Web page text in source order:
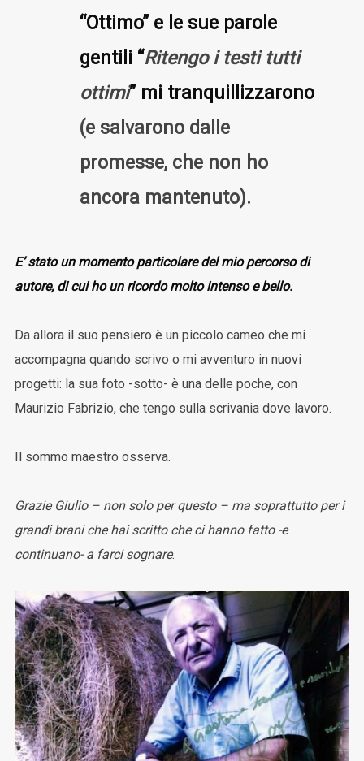
“Ottimo” e le sue parole
gentili “Ritengo i testi tutti
ottimi” mi tranquillizzarono
(e salvarono dalle
promesse, che non ho
ancora mantenuto).
E’ stato un momento particolare del mio percorso di
autore, di cui ho un ricordo molto intenso e bello.
Da allora il suo pensiero è un piccolo cameo che mi
accompagna quando scrivo o mi avventuro in nuovi
progetti: la sua foto -sotto- è una delle poche, con
Maurizio Fabrizio, che tengo sulla scrivania dove lavoro.
Il sommo maestro osserva.
Grazie Giulio – non solo per questo – ma soprattutto per i
grandi brani che hai scritto che ci hanno fatto -e
continuano- a farci sognare.